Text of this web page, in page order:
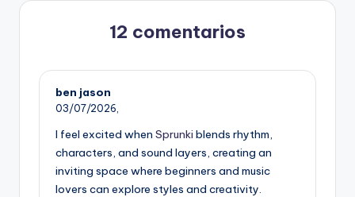
12 comentarios
ben jason
03/07/2026,
I feel excited when Sprunki blends rhythm,
characters, and sound layers, creating an
inviting space where beginners and music
lovers can explore styles and creativity.